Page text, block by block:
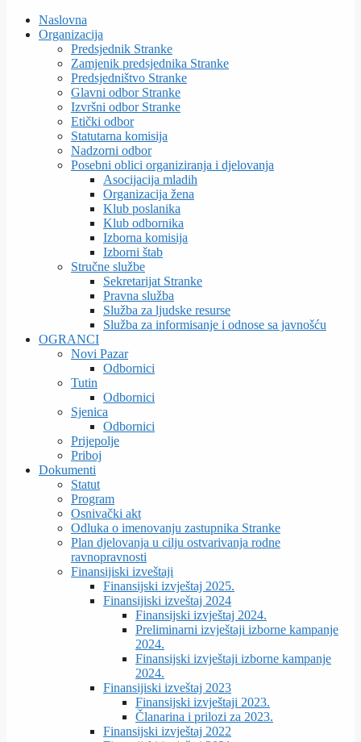
Naslovna
Organizacija
Predsjednik Stranke
Zamjenik predsjednika Stranke
Predsjedništvo Stranke
Glavni odbor Stranke
Izvršni odbor Stranke
Etički odbor
Statutarna komisija
Nadzorni odbor
Posebni oblici organiziranja i djelovanja
Asocijacija mladih
Organizacija žena
Klub poslanika
Klub odbornika
Izborna komisija
Izborni štab
Stručne službe
Sekretarijat Stranke
Pravna služba
Služba za ljudske resurse
Služba za informisanje i odnose sa javnošću
OGRANCI
Novi Pazar
Odbornici
Tutin
Odbornici
Sjenica
Odbornici
Prijepolje
Priboj
Dokumenti
Statut
Program
Osnivački akt
Odluka o imenovanju zastupnika Stranke
Plan djelovanja u cilju ostvarivanja rodne
ravnopravnosti
Finansijiski izveštaji
Finansijski izvještaj 2025.
Finansijiski izveštaj 2024
Finansijski izvještaj 2024.
Preliminarni izvještaji izborne kampanje
2024.
Finansijski izvještaji izborne kampanje
2024.
Finansijiski izveštaj 2023
Finansijski izvještaji 2023.
Članarina i prilozi za 2023.
Finansijski izvještaj 2022